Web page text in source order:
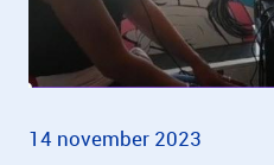
14 november 2023